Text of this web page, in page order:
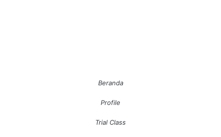
Beranda
Profile
Trial Class